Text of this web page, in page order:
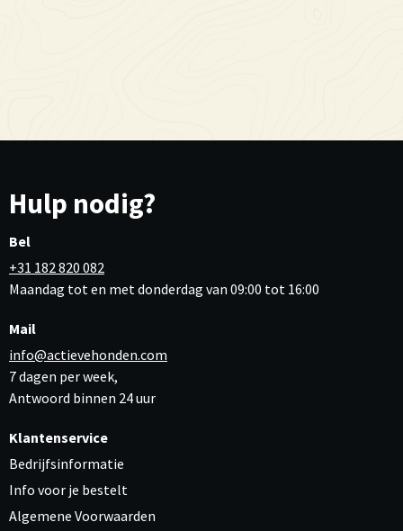
Hulp nodig?
Bel
+31 182 820 082
Maandag tot en met donderdag van 09:00 tot 16:00
Mail
info@actievehonden.com
7 dagen per week,
Antwoord binnen 24 uur
Klantenservice
Bedrijfsinformatie
Info voor je bestelt
Algemene Voorwaarden